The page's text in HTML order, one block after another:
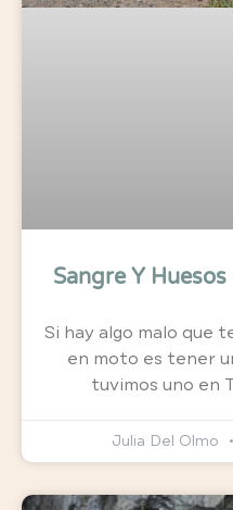
Sangre Y
Si hay algo malo que
en moto es tener
tuvimos uno en
Julia Del Olmo